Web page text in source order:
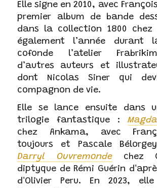
Elle signe en 2010, avec
premier album de bande
dans la collection 1800 chez
également l’année durant
cofonde l’atelier
d’autres auteurs et
dont Nicolas Siner qui
compagnon de vie.
Elle se lance ensuite dans
trilogie fantastique :
chez Ankama, avec
toujours et Pascale
Darryl Ouvremondechez
diptyque de Rémi Guérin
d'Olivier Peru. En 2023,